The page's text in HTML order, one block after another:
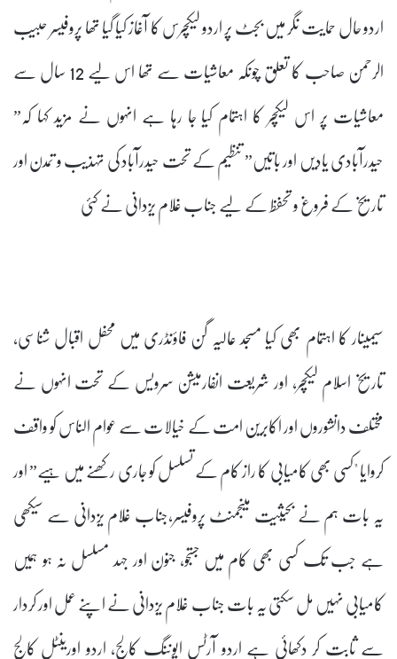
اردو حال حمایت نگر میں بجٹ پر اردو لیکچرس کا آغاز کیا گیا تھا پروفیسر حبیب
الرحمن صاحب کا تعلق چونکہ معاشیات سے تھا اس لیے 12 سال سے
معاشیات پر اس لیکچر کا اہتمام کیا جا رہا ہے انہوں نے مزید کہا کہ”
حیدرآبادی یادیں اور باتیں” تنظیم کے تحت حیدرآباد کی تہذیب و تمدن اور
تاریخ کے فروغ و تحفظ کے لیے جناب غلام یزدانی نے کئی
سیمینار کا اہتمام بھی کیا مسجد عالیہ گن فاؤنڈری میں محفل اقبال شناسی،
تاریخ اسلام لیکچر، اور شریعت انفارمیشن سرویس کے تحت انہوں نے
مختلف دانشوروں اور اکابرین امت کے خیالات سے عوام الناس کو واقف
کروایا "کسی بھی کامیابی کا راز کام کے تسلسل کو جاری رکھنے میں ہیے” اور
یہ بات ہم نے بحیثیت مینجمنٹ پروفیسر،جناب غلام یزدانی سے سیکھی
ہے جب تک کسی بھی کام میں جستجو، جنون اور جہد مسلسل نہ ہو ہمیں
کامیابی نہیں مل سکتی یہ بات جناب غلام یزدانی نے اپنے عمل اور کردار
سے ثابت کر دکھائی ہے اردو آرٹس ایوننگ کالج، اردو اورینٹل کالج